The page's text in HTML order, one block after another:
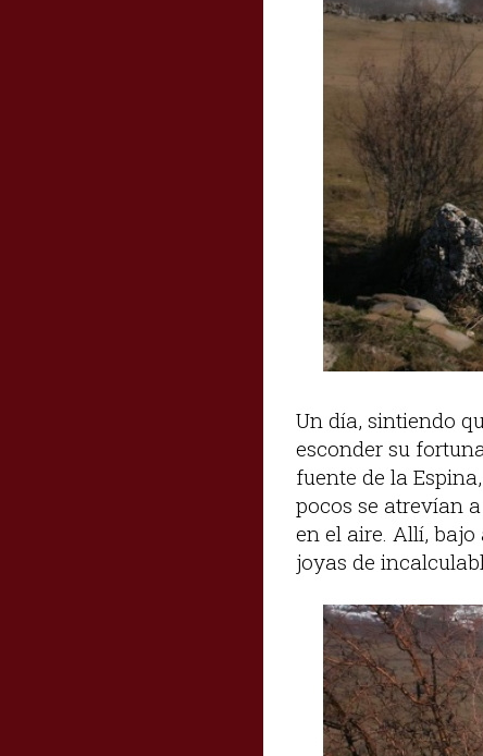
Un día, sintiendo
esconder su
fuente de la
pocos se atrevían
en el aire. Allí, bajo
joyas de